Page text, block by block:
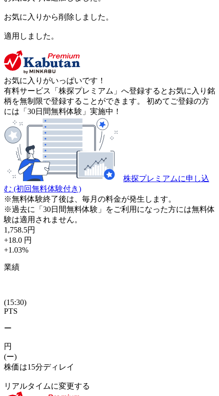
お気に入りから削除しました。
適用しました。
お気に入りがいっぱいです！
有料サービス「株探プレミアム」へ登録するとお気に入り銘
柄を無制限で登録することができます。 初めてご登録の方
には「30日間無料体験」実施中！
株探プレミアムに申し込
む (初回無料体験付き)
※無料体験終了後は、毎月の料金が発生します。
※過去に「30日間無料体験」をご利用になった方には無料体
験は適用されません。
1,758.5円
+18.0 円
+1.03%
業績
(15:30)
PTS
ー
円
(ー)
株価は15分ディレイ
リアルタイムに変更する